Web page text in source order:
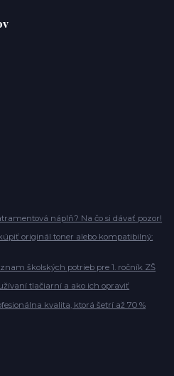
náplň? Na čo si dávať pozor!
originál toner alebo kompatibilný:
školských potrieb pre 1. ročník ZŠ
tlačiarní a ako ich opraviť
kvalita, ktorá šetrí až 70 %